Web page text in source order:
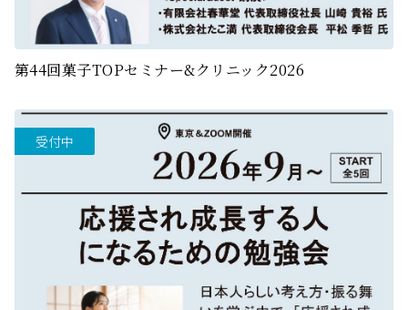
第44回菓子TOPセミナー&クリニック2026
受付中